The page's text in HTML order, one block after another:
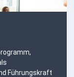
Führungskraft